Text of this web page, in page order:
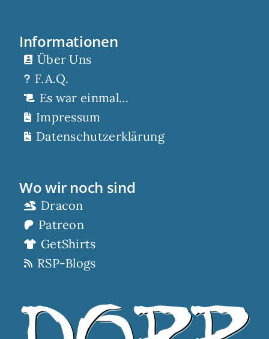
Informationen
Über Uns
F.A.Q.
Es war einmal…
Impressum
Datenschutzerklärung
Wo wir noch sind
Dracon
Patreon
GetShirts
RSP-Blogs